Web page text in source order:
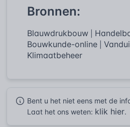
Bronnen:
Blauwdrukbouw
Bouwkunde-online
Klimaatbeheer
Bent u het niet eens met de
Laat het ons weten: klik hier.